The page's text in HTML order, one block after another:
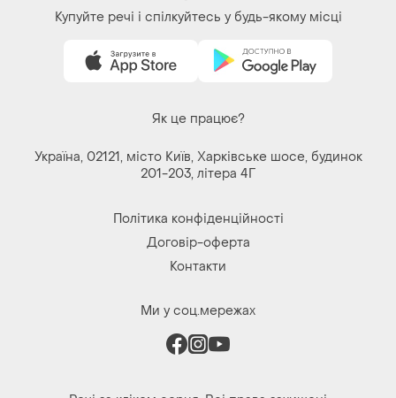
Купуйте речі і спілкуйтесь у будь-якому місці
Як це працює?
Україна, 02121, місто Київ, Харківське шосе, будинок
201-203, літера 4Г
Політика конфіденційності
Договір-оферта
Контакти
Ми у соц.мережах